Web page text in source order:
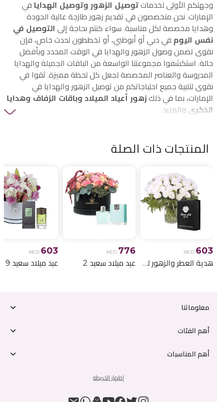
وجهتكم الأولى لخدمات توصيل الزهور وتوصيل الهدايا في
الإمارات. نحن متخصصون في تقديم زهور طازجة عالية الجودة
وهدايا مخصصة لكل مناسبة. سواء كنتم بحاجة إلى التوصيل في
نفس اليوم في دبي أو أبوظبي، أو تخططون لحدث خاص، فإن
نقوى تضمن وصول الزهور والهدايا في الوقت المحدد وبأفضل
حالة. استكشفوا مجموعتنا الواسعة من الباقات الجميلة والهدايا
المدروسة والعناصر المخصصة لجعل كل لحظة مميزة. ثقوا في
نقوى لتلبية جميع احتياجاتكم من توصيل الزهور والهدايا في
الإمارات، بما في ذلك زهور أعياد الميلاد وباقات الزفاف وهدايا
الذكرى والمزيد.
المنتجات ذات الصلة
AED 603
هدية العطر والزهور لعيد الميلاد 6
AED 776
عيد ميلاد سعيد 2
AED 603
عيد ميلاد سعيد 9
معلوماتنا
أهم الفئات
أهم المناسبات
إظهار الخريطة